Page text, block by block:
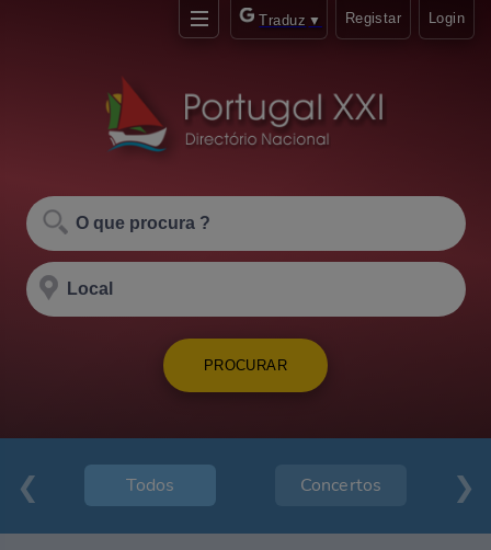
Traduz ▼ Registar Login
PROCURAR
Todos Concertos